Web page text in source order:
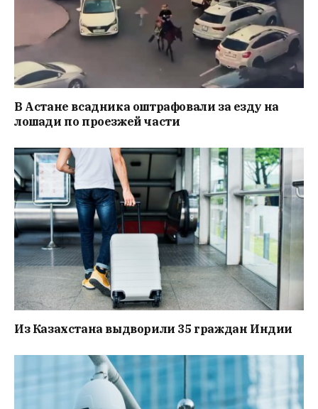
В Астане всадника оштрафовали за езду на
лошади по проезжей части
Из Казахстана выдворили 35 граждан Индии